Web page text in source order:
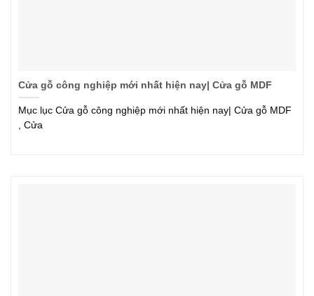
Cửa gỗ công nghiệp mới nhất hiện nay| Cửa gỗ MDF
Mục lục Cửa gỗ công nghiệp mới nhất hiện nay| Cửa gỗ MDF
, Cửa